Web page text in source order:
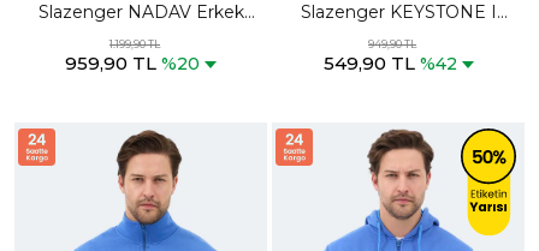
Slazenger NADAV Erkek
Siyah Sweatshırt
1.199,90 TL
959,90 TL %20
Slazenger KEYSTONE I
Erkek Antrasit Sweatshırt
949,90 TL
549,90 TL %42